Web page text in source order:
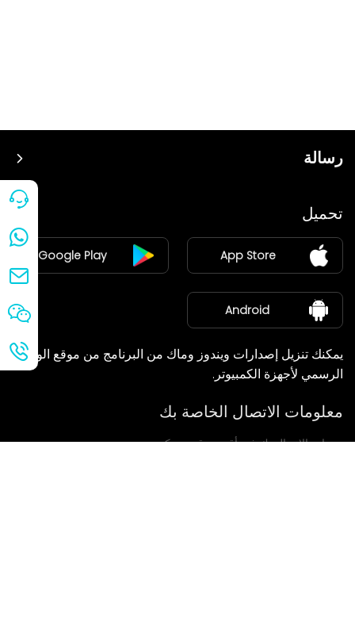
رسالة
ينضم
مركز الأخبار
معلومات عنا
تحميل
App Store
Google Play
Android
يمكنك تنزيل إصدارات ويندوز وماك من البرنامج من موقع الويب
الرسمي لأجهزة الكمبيوتر.
معلومات الاتصال الخاصة بك
سنعاود الاتصال بك في أقرب وقت ممكن.